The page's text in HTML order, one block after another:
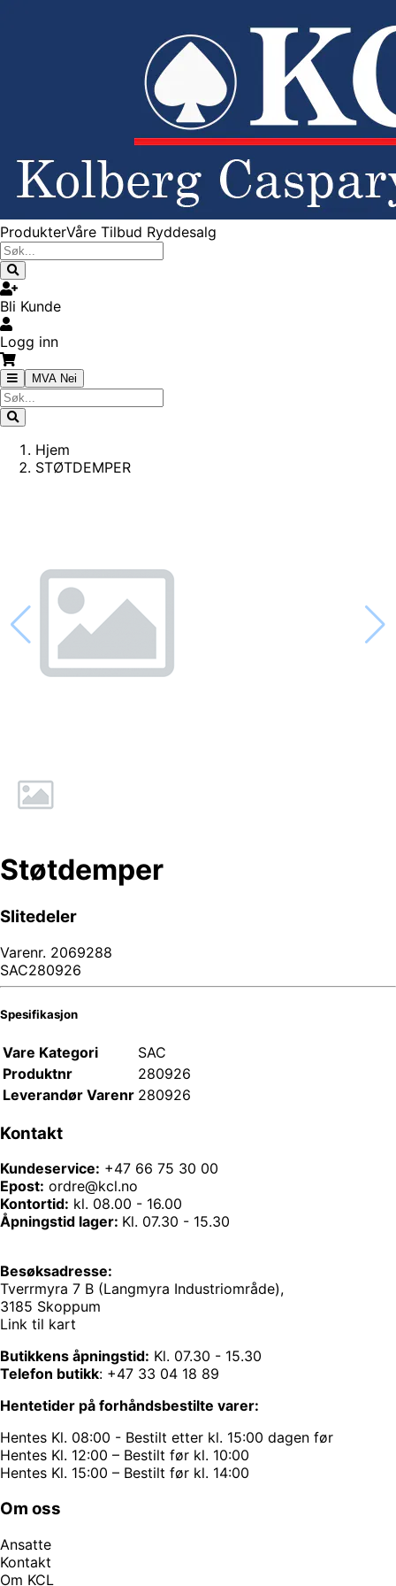
ProdukterVåre Tilbud Ryddesalg
Bli Kunde
Logg inn
MVA Nei
Hjem
STØTDEMPER
Støtdemper
Slitedeler
Varenr. 2069288
SAC280926
Spesifikasjon
Vare Kategori
SAC
Produktnr
280926
Leverandør Varenr 280926
Kontakt
Kundeservice: +47 66 75 30 00
Epost: ordre@kcl.no
Kontortid: kl. 08.00 - 16.00
Åpningstid lager: Kl. 07.30 - 15.30
Besøksadresse:
Tverrmyra 7 B (Langmyra Industriområde),
3185 Skoppum
Link til kart
Butikkens åpningstid: Kl. 07.30 - 15.30
Telefon butikk: +47 33 04 18 89
Hentetider på forhåndsbestilte varer:
Hentes Kl. 08:00 - Bestilt etter kl. 15:00 dagen før
Hentes Kl. 12:00 – Bestilt før kl. 10:00
Hentes Kl. 15:00 – Bestilt før kl. 14:00
Om oss
Ansatte
Kontakt
Om KCL